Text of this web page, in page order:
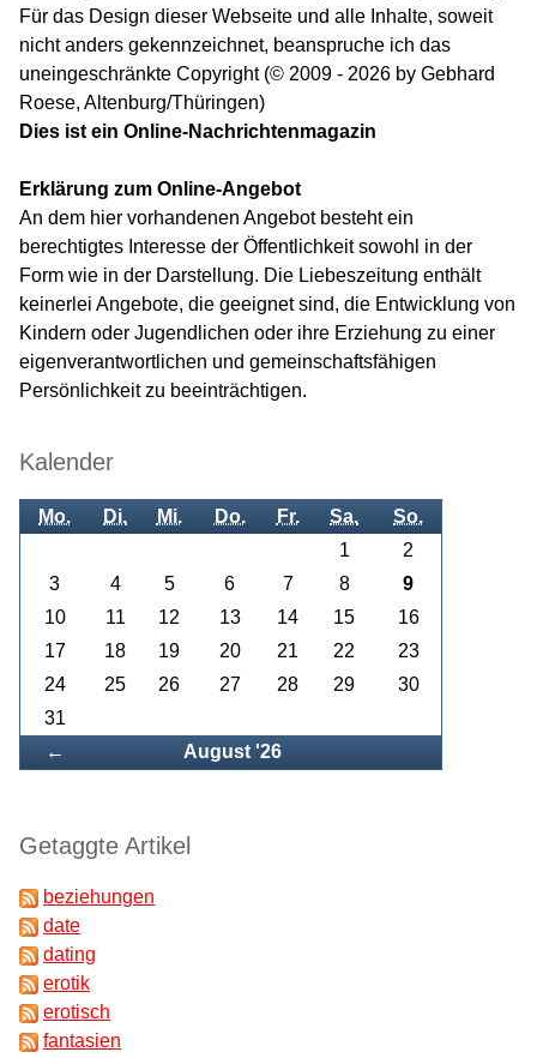
Für das Design dieser Webseite und alle Inhalte, soweit
nicht anders gekennzeichnet, beanspruche ich das
uneingeschränkte Copyright (© 2009 - 2026 by Gebhard
Roese, Altenburg/Thüringen)
Dies ist ein Online-Nachrichtenmagazin
Erklärung zum Online-Angebot
An dem hier vorhandenen Angebot besteht ein
berechtigtes Interesse der Öffentlichkeit sowohl in der
Form wie in der Darstellung. Die Liebeszeitung enthält
keinerlei Angebote, die geeignet sind, die Entwicklung von
Kindern oder Jugendlichen oder ihre Erziehung zu einer
eigenverantwortlichen und gemeinschaftsfähigen
Persönlichkeit zu beeinträchtigen.
Kalender
Mo. Di. Mi. Do. Fr. Sa. So.
← August '26
1
2
3
4 5 6 7 8
9
10
11 12 13 14 15
16
17
18 19 20 21 22
23
24
25 26 27 28 29
30
31
Getaggte Artikel
beziehungen
date
dating
erotik
erotisch
fantasien